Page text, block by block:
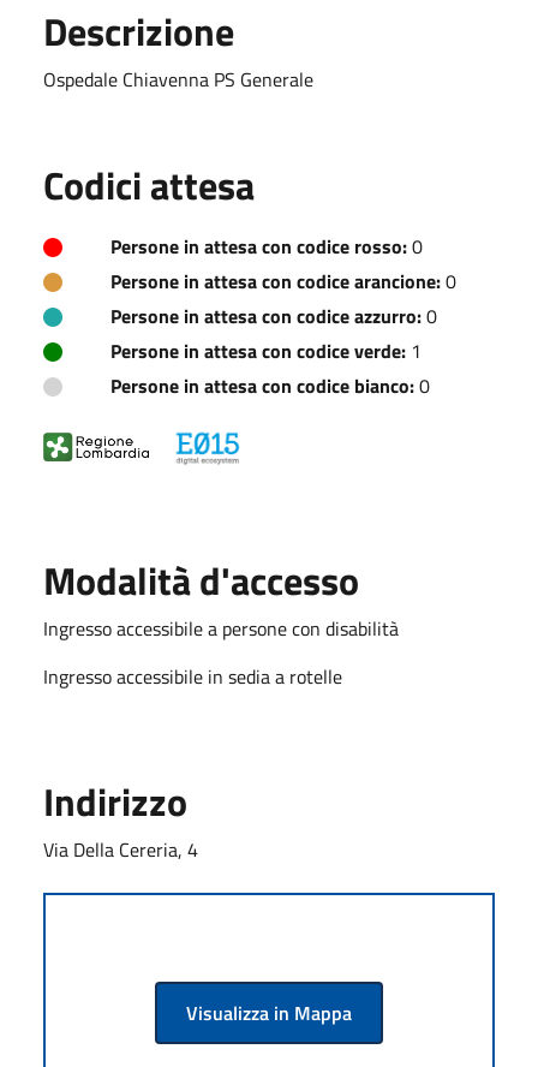
Descrizione
Ospedale Chiavenna PS Generale
Codici attesa
Persone in attesa con codice rosso:0
Persone in attesa con codice arancione:0
Persone in attesa con codice azzurro:0
Persone in attesa con codice verde: 1
Persone in attesa con codice bianco:0
Modalità d'accesso
Ingresso accessibile a persone con disabilità
Ingresso accessibile in sedia a rotelle
Indirizzo
Via Della Cereria, 4
Visualizza in Mappa